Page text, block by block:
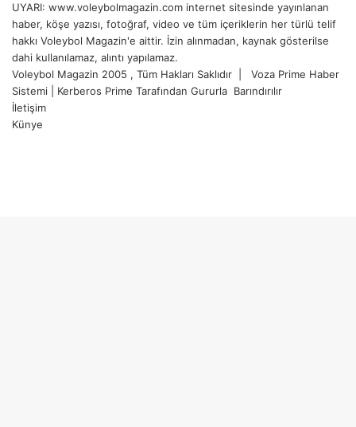
UYARI: www.voleybolmagazin.com internet sitesinde yayınlanan
haber, köşe yazısı, fotoğraf, video ve tüm içeriklerin her türlü telif
hakkı Voleybol Magazin'e aittir. İzin alınmadan, kaynak gösterilse
dahi kullanılamaz, alıntı yapılamaz.
Voleybol Magazin 2005 , Tüm Hakları Saklıdır | Voza Prime Haber
Sistemi
Kerberos Prime Tarafından Gururla Barındırılır
İletişim
Künye